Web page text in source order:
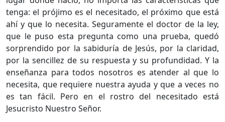
tenga: el prójimo es el necesitado, el próximo que está
ahí y que lo necesita. Seguramente el doctor de la ley,
que le puso esta pregunta como una prueba, quedó
sorprendido por la sabiduría de Jesús, por la claridad,
por la sencillez de su respuesta y su profundidad. Y la
enseñanza para todos nosotros es atender al que lo
necesita, que requiere nuestra ayuda y que a veces no
es tan fácil. Pero en el rostro del necesitado está
Jesucristo Nuestro Señor.